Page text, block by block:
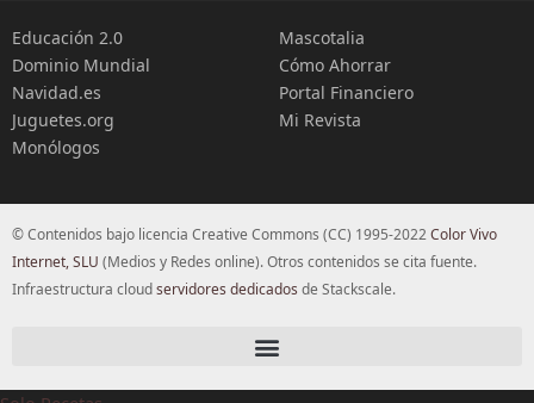
Educación 2.0
Dominio Mundial
Navidad.es
Juguetes.org
Monólogos
Mascotalia
Cómo Ahorrar
Portal Financiero
Mi Revista
© Contenidos bajo licencia Creative Commons (CC) 1995-2022Color Vivo
Internet, SLU (Medios y Redes online). Otros contenidos se cita fuente.
Infraestructura cloudservidores dedicados de Stackscale.